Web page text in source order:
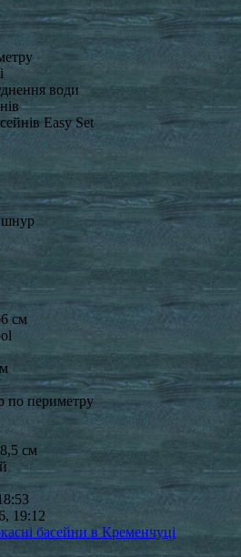
води
Easy Set
шнур
см
по периметру
см
19:12
басейни в Кременчуці